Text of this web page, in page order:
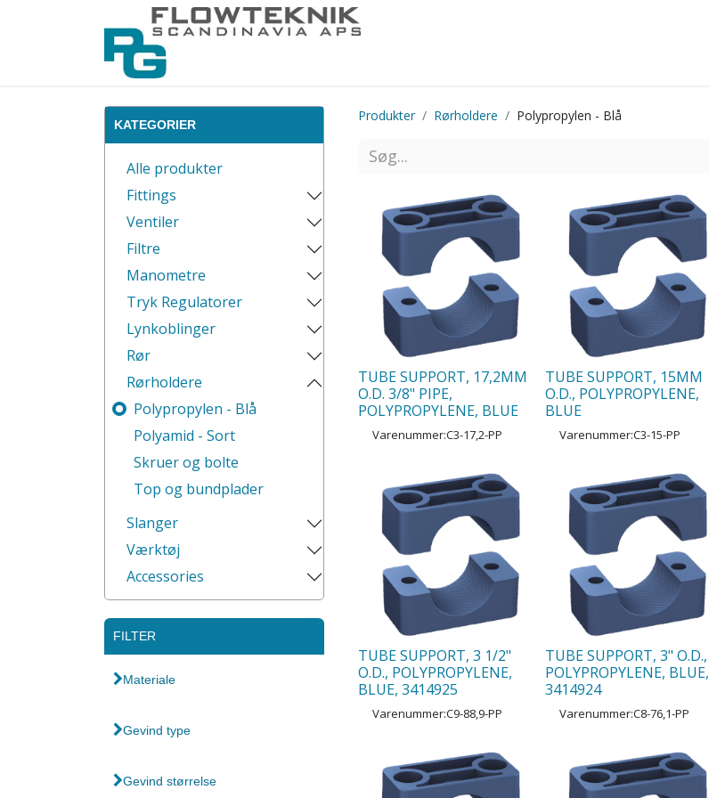
KATEGORIER
Alle produkter
Fittings
Ventiler
Filtre
Manometre
Tryk Regulatorer
Lynkoblinger
Rør
Rørholdere
Polypropylen - Blå
Polyamid - Sort
Skruer og bolte
Top og bundplader
Slanger
Værktøj
Accessories
FILTER
Materiale
Gevind type
Gevind størrelse
Produkter Rørholdere Polypropylen - Blå
TUBE SUPPORT, 17,2MM
O.D. 3/8" PIPE,
POLYPROPYLENE, BLUE
Varenummer:C3-17,2-PP
TUBE SUPPORT, 15MM
O.D., POLYPROPYLENE,
BLUE
Varenummer:C3-15-PP
TUBE SUPPORT, 3 1/2"
O.D., POLYPROPYLENE,
BLUE, 3414925
Varenummer:C9-88,9-PP
TUBE SUPPORT, 3" O.D.,
POLYPROPYLENE, BLUE,
3414924
Varenummer:C8-76,1-PP